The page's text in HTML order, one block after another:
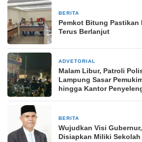
BERITA
Pemkot Bitung Pastikan
Terus Berlanjut
ADVETORIAL
Malam Libur, Patroli
Lampung Sasar
hingga Kantor
BERITA
Wujudkan Visi
Disiapkan Miliki